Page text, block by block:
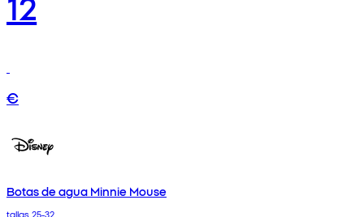
€
Botas de agua Minnie Mouse
tallas 25-32